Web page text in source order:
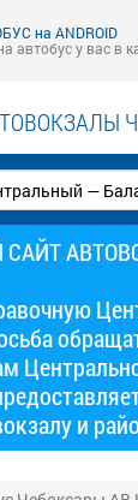
на ANDROID
автобус у вас в
и